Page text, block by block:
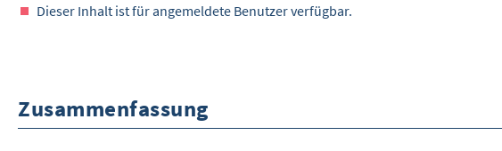
Dieser Inhalt ist für angemeldete Benutzer verfügbar.
Zusammenfassung